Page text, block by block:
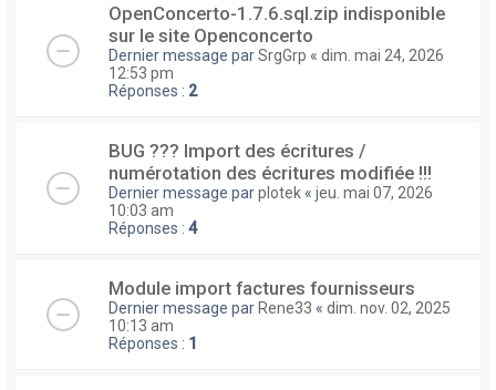
OpenConcerto-1.7.6.sql.zip indisponible
sur le site Openconcerto
Dernier message parSrgGrp « dim. mai 24, 2026
12:53 pm
Réponses : 2
BUG ??? Import des écritures /
numérotation des écritures modifiée !!!
Dernier message parplotek « jeu. mai 07, 2026
10:03 am
Réponses : 4
Module import factures fournisseurs
Dernier message par Rene33 « dim. nov. 02, 2025
10:13 am
Réponses : 1